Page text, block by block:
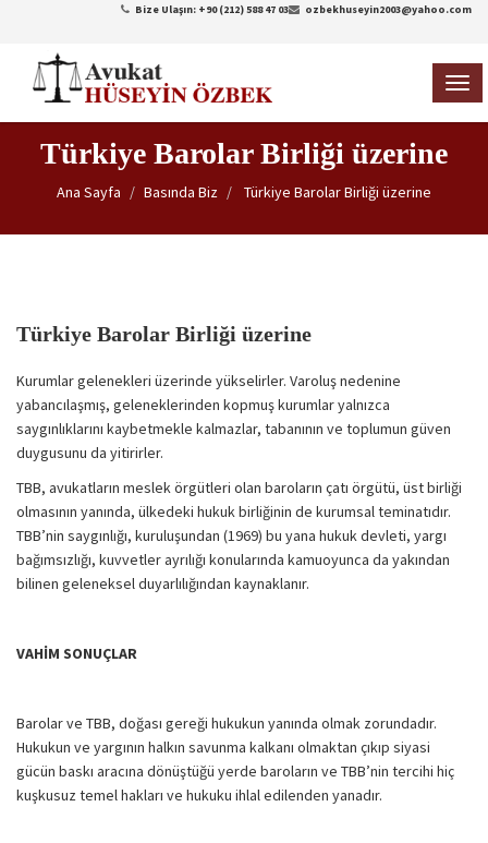
ozbekhuseyin2003@yahoo.com
Bize Ulaşın: +90 (212) 588 47 03
Türkiye Barolar Birliği üzerine
Ana Sayfa Basında Biz Türkiye Barolar Birliği üzerine
Türkiye Barolar Birliği üzerine
Kurumlar gelenekleri üzerinde yükselirler. Varoluş nedenine
yabancılaşmış, geleneklerinden kopmuş kurumlar yalnızca
saygınlıklarını kaybetmekle kalmazlar, tabanının ve toplumun güven
duygusunu da yitirirler.
TBB, avukatların meslek örgütleri olan baroların çatı örgütü, üst birliği
olmasının yanında, ülkedeki hukuk birliğinin de kurumsal teminatıdır.
TBB’nin saygınlığı, kuruluşundan (1969) bu yana hukuk devleti, yargı
bağımsızlığı, kuvvetler ayrılığı konularında kamuoyunca da yakından
bilinen geleneksel duyarlılığından kaynaklanır.
VAHİM SONUÇLAR
Barolar ve TBB, doğası gereği hukukun yanında olmak zorundadır.
Hukukun ve yargının halkın savunma kalkanı olmaktan çıkıp siyasi
gücün baskı aracına dönüştüğü yerde baroların ve TBB’nin tercihi hiç
kuşkusuz temel hakları ve hukuku ihlal edilenden yanadır.